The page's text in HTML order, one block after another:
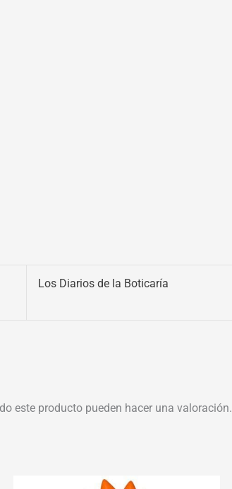
Los Diarios de la Boticaría
este producto pueden hacer una valoración.